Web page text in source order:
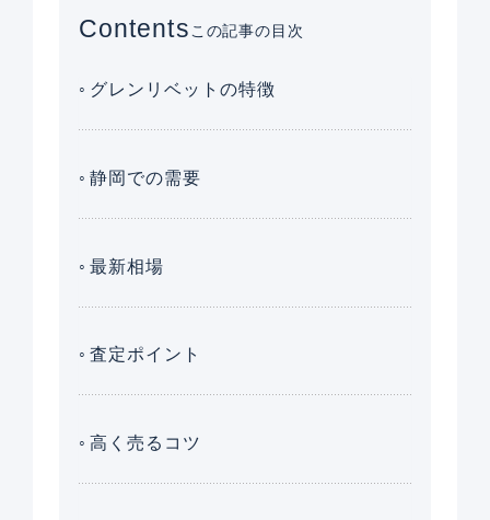
Contentsこの記事の目次
グレンリベットの特徴
静岡での需要
最新相場
査定ポイント
高く売るコツ